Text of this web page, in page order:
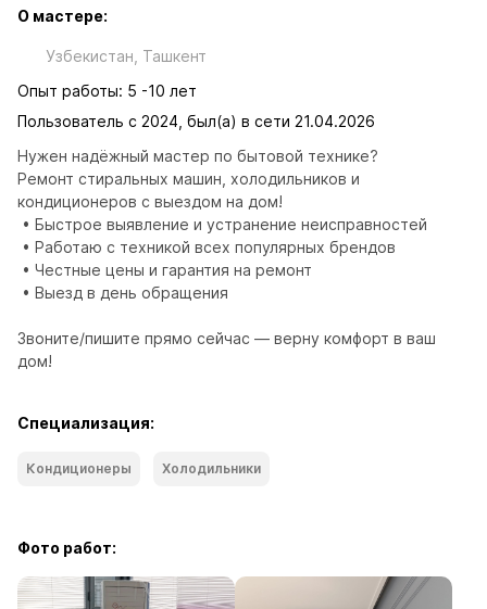
О мастере:
Узбекистан, Ташкент
Опыт работы: 5 -10 лет
Пользователь с 2024, был(а) в сети 21.04.2026
Нужен надёжный мастер по бытовой технике?
Ремонт стиральных машин, холодильников и
кондиционеров с выездом на дом!
Звоните/пишите прямо сейчас — верну комфорт в ваш
дом!
Специализация:
Кондиционеры Холодильники
Фото работ: